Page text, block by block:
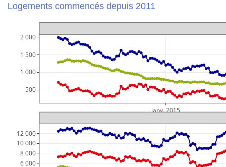
Logements commencés depuis 2011
janv. 2015
  500
1 000
1 500
2 000
6 000
8 000
10 000
12 000